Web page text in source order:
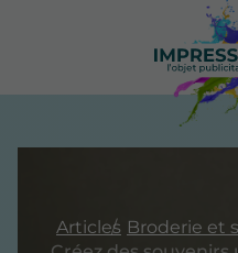
Articles Broderie et